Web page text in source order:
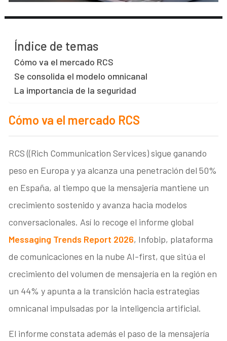
Índice de temas
Cómo va el mercado RCS
Se consolida el modelo omnicanal
La importancia de la seguridad
Cómo va el mercado RCS
RCS ((Rich Communication Services) sigue ganando
peso en Europa y ya alcanza una penetración del 50%
en España, al tiempo que la mensajería mantiene un
crecimiento sostenido y avanza hacia modelos
conversacionales. Así lo recoge el informe global
Messaging Trends Report 2026, Infobip, plataforma
de comunicaciones en la nube AI-first, que sitúa el
crecimiento del volumen de mensajería en la región en
un 44% y apunta a la transición hacia estrategias
omnicanal impulsadas por la inteligencia artificial.
El informe constata además el paso de la mensajería